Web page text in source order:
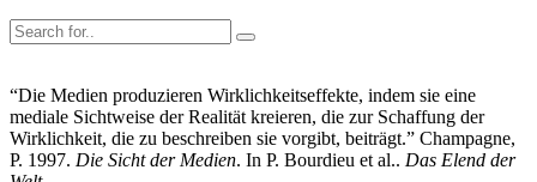
“Die Medien produzieren Wirklichkeitseffekte, indem sie eine
mediale Sichtweise der Realität kreieren, die zur Schaffung der
Wirklichkeit, die zu beschreiben sie vorgibt, beiträgt.” Champagne,
P. 1997. Die Sicht der Medien. In P. Bourdieu et al.. Das Elend der